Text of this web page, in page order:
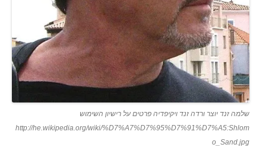
שלמה זנד יוצר ורדה זנד ויקיפדיה פרטים על רישיון השימוש
http://he.wikipedia.org/wiki/%D7%A7%D7%95%D7%91%D7%A5:Shlom
o_Sand.jpg